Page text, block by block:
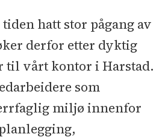
hatt stor pågang av
derfor etter dyktig
til vårt kontor i Harstad.
som
miljø innenfor